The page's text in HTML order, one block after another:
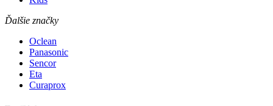
Ďalšie značky
Oclean
Panasonic
Sencor
Eta
Curaprox